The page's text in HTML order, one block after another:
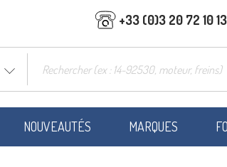
+33 (0)3 20 72 10 13
NOUVEAUTÉS MARQUES